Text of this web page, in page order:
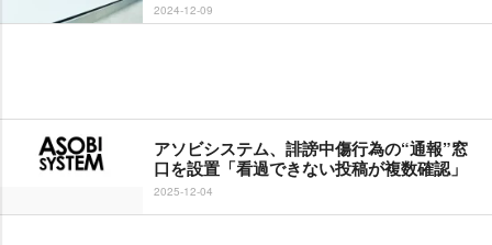
2024-12-09
アソビシステム、誹謗中傷行為の“通報”窓
口を設置「看過できない投稿が複数確認」
2025-12-04